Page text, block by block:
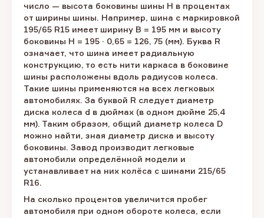
число — высота боковины шины H в процентах
от ширины шины. Например, шина с маркировкой
195/65 R15 имеет ширину B = 195 мм и высоту
боковины H = 195 · 0,65 = 126, 75 (мм). Буква R
означает, что шина имеет радиальную
конструкцию, то есть нити каркаса в боковине
шины расположены вдоль радиусов колеса.
Такие шины применяются на всех легковых
автомобилях. За буквой R следует диаметр
диска колеса d в дюймах (в одном дюйме 25,4
мм). Таким образом, общий диаметр колеса D
можно найти, зная диаметр диска и высоту
боковины. Завод производит легковые
автомобили определённой модели и
устанавливает на них колёса с шинами 215/65
R16.
На сколько процентов увеличится пробег
автомобиля при одном обороте колеса, если